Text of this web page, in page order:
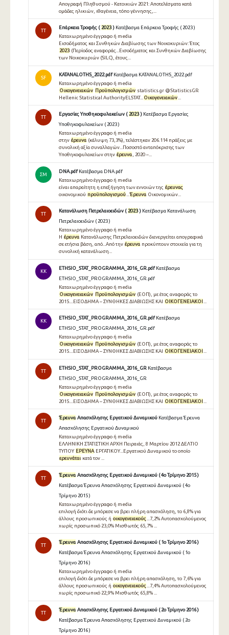
Απογραφή Πληθυσμού - Κατοικιών 2021: Αποτελέσματα κατά
ομάδες ηλικιών, ιθαγένεια, τόπο γέννησης,...
TT
Επάρκεια Τροφής ( 2023) Κατέβασμα Επάρκεια Τροφής ( 2023 )
Καταχωρημένο έγγραφο ή media
Εισοδήματος και Συνθηκών Διαβίωσης των Νοικοκυριών: Έτος
2023(Περίοδος αναφοράς...Εισοδήματος και Συνθηκών Διαβίωσης
των Νοικοκυριών (SILC), έτους...
SF
KATANALOTHS_2022.pdf Κατέβασμα KATANALOTHS_2022.pdf
Καταχωρημένο έγγραφο ή media
Οικογενειακών Προϋπολογισμών statistics.gr @StatisticsGR
Hellenic Statistical AuthorityELSTAT...
Οικογενειακών
TT
Εργασίες Υποθηκοφυλακείων ( 2023) Κατέβασμα Εργασίες
Υποθηκοφυλακείων ( 2023 )
Καταχωρημένο έγγραφο ή media
στην έρευνα (κάλυψη 73,3%), τελέστηκαν 206.114 πράξεις με
συνολική αξία συναλλαγών...Ποσοστό ανταπόκρισης των
Υποθηκοφυλακείων στην έρευνα , 2020 –...
ΣΜ
DNA.pdf Κατέβασμα DNA.pdf
Καταχωρημένο έγγραφο ή media
είναι απαραίτητη η επεξήγηση των εννοιών της έρευνας
οικονομικού προϋπολογισμού Έρευνα Οικονομικών...
TT
Κατανάλωση Πετρελαιοειδών ( 2023) Κατέβασμα Κατανάλωση
Πετρελαιοειδών ( 2023 )
Καταχωρημένο έγγραφο ή media
Η έρευνα Κατανάλωσης Πετρελαιοειδών διενεργείται απογραφικά
σε ετήσια βάση, από...Από την έρευνα προκύπτουν στοιχεία για τη
συνολική κατανάλωση...
KK
ETHSIO_STAT_PROGRAMMA_2016_GR.pdf Κατέβασμα
ETHSIO_STAT_PROGRAMMA_2016_GR.pdf
Καταχωρημένο έγγραφο ή media
Οικογενειακών Προϋπολογισμών (ΕΟΠ), με έτος αναφοράς το
2015....ΕΙΣΟΔΗΜΑ – ΣΥΝΘΗΚΕΣ ΔΙΑΒΙΩΣΗΣ ΚΑΙ ΟΙΚΟΓΕΝΕΙΑΚΟΙ
KK
ETHSIO_STAT_PROGRAMMA_2016_GR.pdf Κατέβασμα
ETHSIO_STAT_PROGRAMMA_2016_GR.pdf
Καταχωρημένο έγγραφο ή media
Οικογενειακών Προϋπολογισμών (ΕΟΠ), με έτος αναφοράς το
2015....ΕΙΣΟΔΗΜΑ – ΣΥΝΘΗΚΕΣ ΔΙΑΒΙΩΣΗΣ ΚΑΙ ΟΙΚΟΓΕΝΕΙΑΚΟΙ...
TT
ETHSIO_STAT_PROGRAMMA_2016_GR Κατέβασμα
ETHSIO_STAT_PROGRAMMA_2016_GR
Καταχωρημένο έγγραφο ή media
Οικογενειακών Προϋπολογισμών (ΕΟΠ), με έτος αναφοράς το
2015....ΕΙΣΟΔΗΜΑ – ΣΥΝΘΗΚΕΣ ΔΙΑΒΙΩΣΗΣ ΚΑΙ ΟΙΚΟΓΕΝΕΙΑΚΟΙ
TT
Έρευνα Απασχόλησης Εργατικού Δυναμικού Κατέβασμα Έρευνα
Απασχόλησης Εργατικού Δυναμικού
Καταχωρημένο έγγραφο ή media
ΕΛΛΗΝΙΚΗ ΣΤΑΤΙΣΤΙΚΗ ΑΡΧΗ Πειραιάς, 8 Μαρτίου 2012 ΔΕΛΤΙΟ
ΤΥΠΟΥ ΕΡΕΥΝΑΕΡΓΑΤΙΚΟΥ...Εργατικού Δυναμικού το οποίο
ερευνάται κατά τον ...
TT
Έρευνα Απασχόλησης Εργατικού Δυναμικού ( 4ο Τρίμηνο 2015 )
Κατέβασμα Έρευνα Απασχόλησης Εργατικού Δυναμικού ( 4ο
Τρίμηνο 2015 )
Καταχωρημένο έγγραφο ή media
επιλογή διότι δε µπόρεσε να βρει πλήρη απασχόληση, το 6,8% για
άλλους προσωπικούς ή οικογενειακούς ...7,2% Αυτοπασχολούµενος
χωρίς προσωπικό 23,0% Μισθωτός 65,7% ...
TT
Έρευνα Απασχόλησης Εργατικού Δυναμικού ( 1ο Τρίμηνο 2016 )
Κατέβασμα Έρευνα Απασχόλησης Εργατικού Δυναμικού ( 1ο
Τρίμηνο 2016 )
Καταχωρημένο έγγραφο ή media
επιλογή διότι δε µπόρεσε να βρει πλήρη απασχόληση, το 7,6% για
άλλους προσωπικούς ή οικογενειακούς...7,4% Αυτοπασχολούµενος
χωρίς προσωπικό 22,9% Μισθωτός 65,8% ...
TT
Έρευνα Απασχόλησης Εργατικού Δυναμικού ( 2ο Τρίμηνο 2016 )
Κατέβασμα Έρευνα Απασχόλησης Εργατικού Δυναμικού ( 2ο
Τρίμηνο 2016 )